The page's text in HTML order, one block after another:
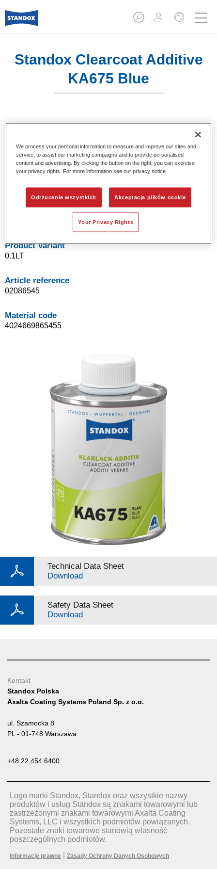
Standox Clearcoat Additive
KA675 Blue
lśniące kolory.
Product Features
100 ml.
Łatwe stosowanie i dozowanie.
Produkt dostępny w różnych kolorach.
Product Variant
0.1LT
Article reference
02086545
Material code
4024669865455
Technical Data Sheet
Download
Safety Data Sheet
Download
Kontakt
Standox Polska
Axalta Coating Systems Poland Sp. z o.o.
ul. Szamocka 8
PL - 01-748 Warszawa
+48 22 454 6400
Logo marki Standox, Standox oraz wszystkie nazwy
produktów i usług Standox są znakami towarowymi lub
zastrzeżonymi znakami towarowymi Axalta Coating
Systems, LLC i wszystkich podmiotów powiązanych.
Pozostałe znaki towarowe stanowią własność
poszczególnych podmiotów.
Informacje prawne Zasady Ochrony Danych Osobowych
We process your personal information to measure and improve our sites and
service, to assist our marketing campaigns and to provide personalised
content and advertising. By clicking the button on the right, you can exercise
your privacy rights. For more information see our privacy notice
Odrzucenie wszystkich Akceptacja plików cookie
Your Privacy Rights